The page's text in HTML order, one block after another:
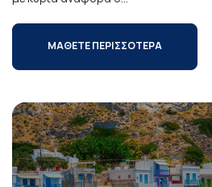
ΜΑΘΕΤΕ ΠΕΡΙΣΣΟΤΕΡΑ